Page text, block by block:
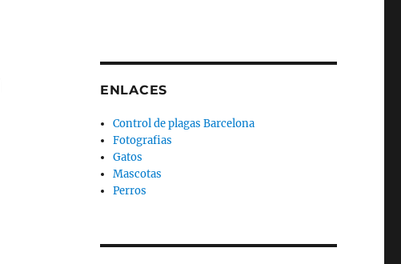
ENLACES
Control de plagas Barcelona
Fotografias
Gatos
Mascotas
Perros